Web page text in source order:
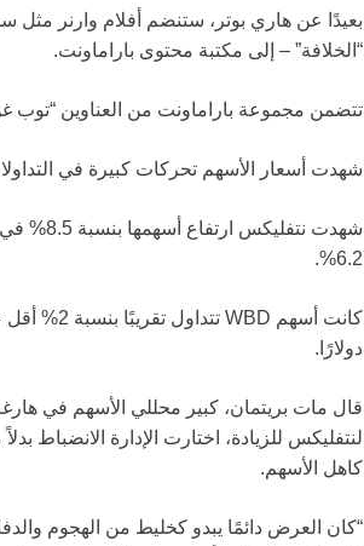
بعيدًا عن هاري بوتر، ستنضم أفلام وارنر مثل
“الخلافة” – إلى مكتبة محتوى باراماونت.
تتضمن مجموعة باراماونت من العناوين “توب
شهدت أسعار الأسهم تحركات كبيرة في
شهدت
6.2%.
دولارًا.
قال مات بريتمان، كبير محللي الأسهم في
لنتفليكس للزيادة، اختارت الإدارة الانضباط
كاهل الأسهم.
“كان العرض دائمًا يبدو كخليط من الهجوم